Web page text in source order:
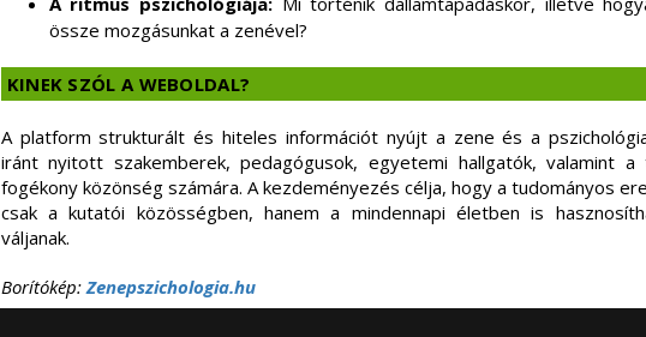
össze mozgásunkat a zenével?
KINEK SZÓL A WEBOLDAL?
A platform strukturált és hiteles információt nyújt a zene és a
iránt nyitott szakemberek, pedagógusok, egyetemi hallgatók, valamint
fogékony közönség számára. A kezdeményezés célja, hogy a tudományos
csak a kutatói közösségben, hanem a mindennapi életben is
váljanak.
Borítókép:Zenepszichologia.hu